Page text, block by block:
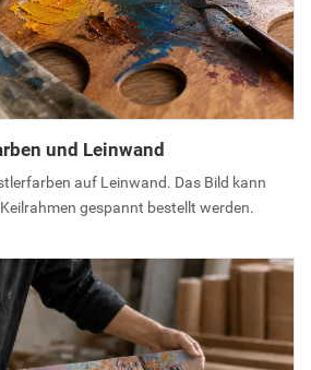
und Leinwand
auf Leinwand. Das Bild kann
gespannt bestellt werden.